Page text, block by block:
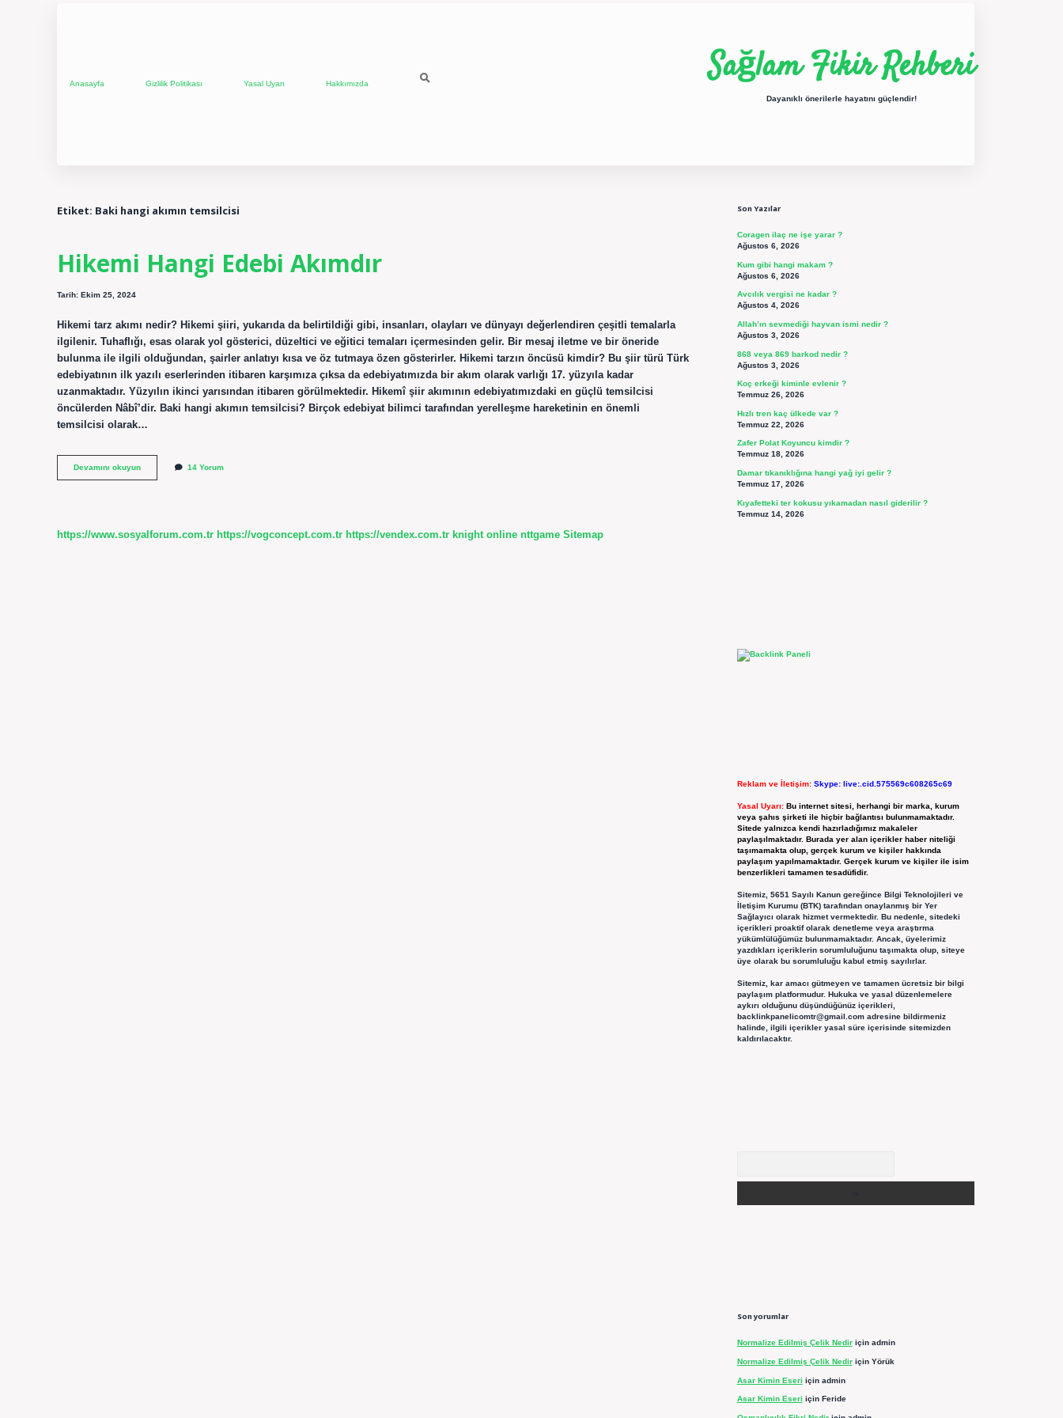
Anasayfa Gizlilik Politikası Yasal Uyarı Hakkımızda Sağlam Fikir Rehberi
Dayanıklı önerilerle hayatını güçlendir!
Etiket: Baki hangi akımın temsilcisi
Hikemi Hangi Edebi Akımdır
Tarih: Ekim 25, 2024
Hikemi tarz akımı nedir? Hikemi şiiri, yukarıda da belirtildiği gibi, insanları, olayları ve dünyayı değerlendiren çeşitli temalarla
ilgilenir. Tuhaflığı, esas olarak yol gösterici, düzeltici ve eğitici temaları içermesinden gelir. Bir mesaj iletme ve bir öneride
bulunma ile ilgili olduğundan, şairler anlatıyı kısa ve öz tutmaya özen gösterirler. Hikemi tarzın öncüsü kimdir? Bu şiir türü Türk
edebiyatının ilk yazılı eserlerinden itibaren karşımıza çıksa da edebiyatımızda bir akım olarak varlığı 17. yüzyıla kadar
uzanmaktadır. Yüzyılın ikinci yarısından itibaren görülmektedir. Hikemî şiir akımının edebiyatımızdaki en güçlü temsilcisi
öncülerden Nâbî’dir. Baki hangi akımın temsilcisi? Birçok edebiyat bilimci tarafından yerelleşme hareketinin en önemli
temsilcisi olarak…
Devamını okuyunHikemi
Hangi
14 Yorum
https://www.sosyalforum.com.tr https://vogconcept.com.tr https://vendex.com.tr knight online nttgame Sitemap
Son Yazılar
Coragen ilaç ne işe yarar ?
Ağustos 6, 2026
Kum gibi hangi makam ?
Ağustos 6, 2026
Avcılık vergisi ne kadar ?
Ağustos 4, 2026
Allah’ın sevmediği hayvan ismi nedir ?
Ağustos 3, 2026
868 veya 869 barkod nedir ?
Ağustos 3, 2026
Koç erkeği kiminle evlenir ?
Temmuz 26, 2026
Hızlı tren kaç ülkede var ?
Temmuz 22, 2026
Zafer Polat Koyuncu kimdir ?
Temmuz 18, 2026
Damar tıkanıklığına hangi yağ iyi gelir ?
Temmuz 17, 2026
Kıyafetteki ter kokusu yıkamadan nasıl giderilir ?
Temmuz 14, 2026
Reklam ve İletişim: Skype: live:.cid.575569c608265c69
Yasal Uyarı: Bu internet sitesi, herhangi bir marka, kurum
veya şahıs şirketi ile hiçbir bağlantısı bulunmamaktadır.
Sitede yalnızca kendi hazırladığımız makaleler
paylaşılmaktadır. Burada yer alan içerikler haber niteliği
taşımamakta olup, gerçek kurum ve kişiler hakkında
paylaşım yapılmamaktadır. Gerçek kurum ve kişiler ile isim
benzerlikleri tamamen tesadüfidir.
Sitemiz, 5651 Sayılı Kanun gereğince Bilgi Teknolojileri ve
İletişim Kurumu (BTK) tarafından onaylanmış bir Yer
Sağlayıcı olarak hizmet vermektedir. Bu nedenle, sitedeki
içerikleri proaktif olarak denetleme veya araştırma
yükümlülüğümüz bulunmamaktadır. Ancak, üyelerimiz
yazdıkları içeriklerin sorumluluğunu taşımakta olup, siteye
üye olarak bu sorumluluğu kabul etmiş sayılırlar.
Sitemiz, kar amacı gütmeyen ve tamamen ücretsiz bir bilgi
paylaşım platformudur. Hukuka ve yasal düzenlemelere
aykırı olduğunu düşündüğünüz içerikleri,
backlinkpanelicomtr@gmail.comadresine bildirmeniz
halinde, ilgili içerikler yasal süre içerisinde sitemizden
kaldırılacaktır.
Son yorumlar
Normalize Edilmiş Çelik Nediriçin admin
Normalize Edilmiş Çelik Nediriçin Yörük
Asar Kimin Eseri için admin
Asar Kimin Eseri için Feride